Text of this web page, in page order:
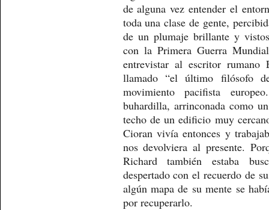
de alguna vez entender el
toda una clase de gente,
de un plumaje brillante y
con la Primera Guerra
entrevistar al escritor
llamado “el último filósofo
movimiento pacifista
buhardilla, arrinconada como
techo de un edificio muy
Cioran vivía entonces y
nos devolviera al presente.
Richard también estaba
despertado con el recuerdo de
algún mapa de su mente se
por recuperarlo.